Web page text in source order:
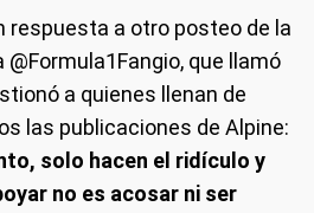
respuesta a otro posteo de la
que llamó
a quienes llenan de
las publicaciones de Alpine:
solo hacen el ridículo y
no es acosar ni ser